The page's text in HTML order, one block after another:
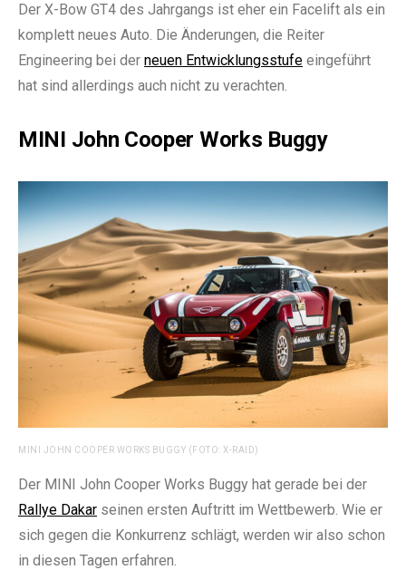
Der X-Bow GT4 des Jahrgangs ist eher ein Facelift als ein
komplett neues Auto. Die Änderungen, die Reiter
Engineering bei der neuen Entwicklungsstufe eingeführt
hat sind allerdings auch nicht zu verachten.
MINI John Cooper Works Buggy
MINI JOHN COOPER WORKS BUGGY (FOTO: X-RAID)
Der MINI John Cooper Works Buggy hat gerade bei der
Rallye Dakar seinen ersten Auftritt im Wettbewerb. Wie er
sich gegen die Konkurrenz schlägt, werden wir also schon
in diesen Tagen erfahren.